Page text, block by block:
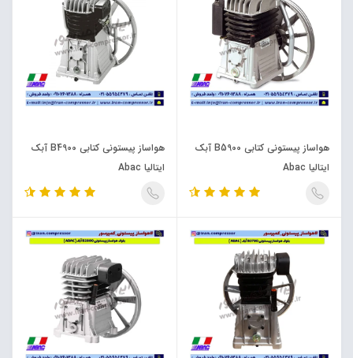
هواساز پیستونی کتابی B5900 آبک
ایتالیا Abac
هواساز پیستونی کتابی B4900 آبک
ایتالیا Abac